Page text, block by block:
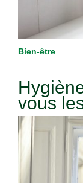
Bien-être
vous